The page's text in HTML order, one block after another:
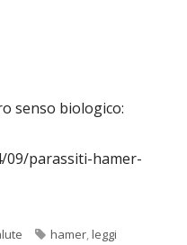
senso biologico:
09/parassiti-hamer-
Tag
hamer,leggi